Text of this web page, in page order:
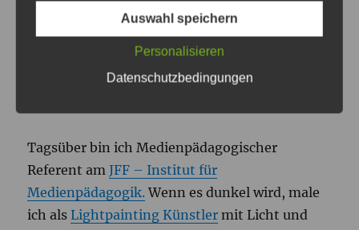
Tagsüber bin ich Medienpädagogischer
Referent amJFF – Institut für
Medienpädagogik. Wenn es dunkel wird, male
ich alsLightpainting Künstler mit Licht und
Auswahl speichern
Personalisieren
Datenschutzbedingungen